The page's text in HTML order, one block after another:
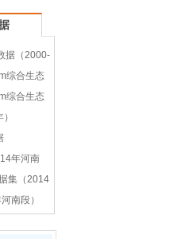
利用
河南
设用地数据集（2014年
据（2000-
综合生态
综合生态
年河南
集（2014
南段）